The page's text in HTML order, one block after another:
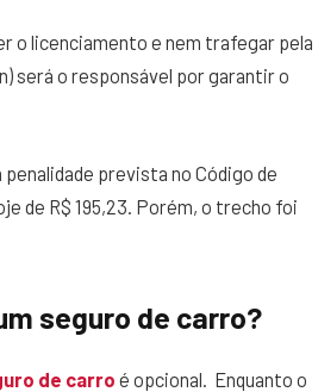
o licenciamento e nem trafegar pela
será o responsável por garantir o
prevista no Código de
de R$ 195,23. Porém, o trecho foi
seguro de carro?
de carro é opcional. Enquanto o